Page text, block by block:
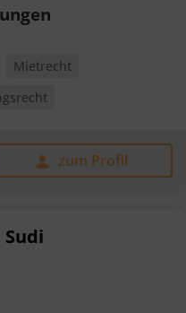
Mietrecht
zum Profil